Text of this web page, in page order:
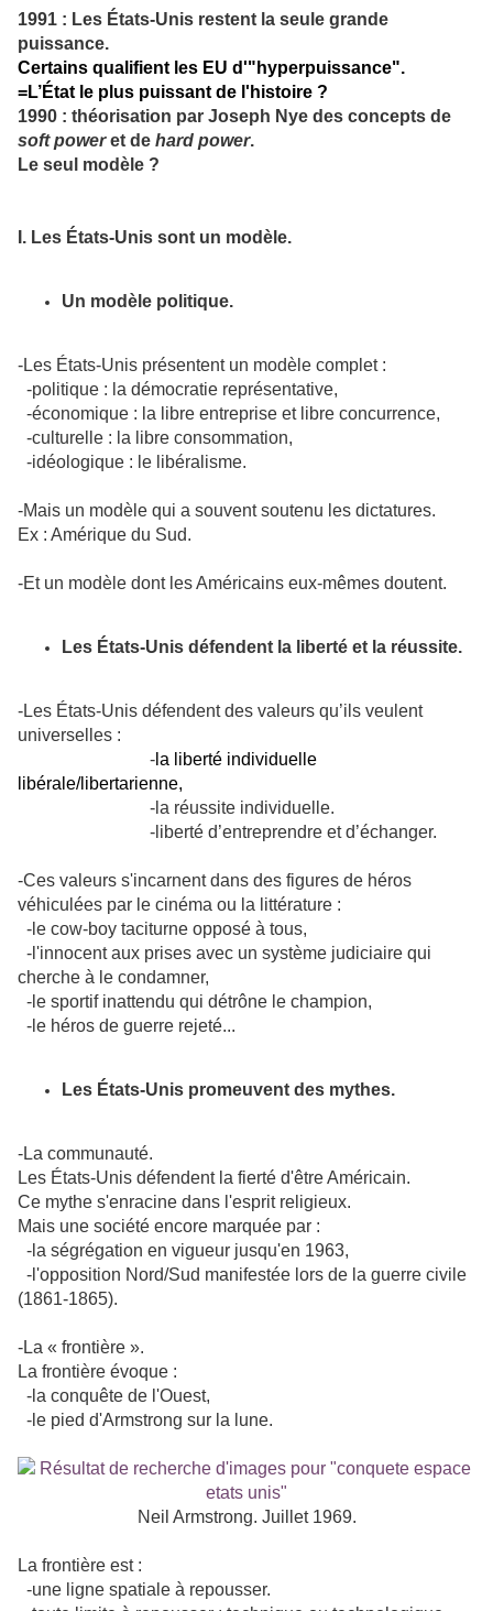
1991 : Les États-Unis restent la seule grande
puissance.
Certains qualifient les EU d'"hyperpuissance".
=L’État le plus puissant de l'histoire ?
1990 : théorisation par Joseph Nye des concepts de
soft poweret de hard power.
Le seul modèle ?
I. Les États-Unis sont un modèle.
Un modèle politique.
-Les États-Unis présentent un modèle complet :
-politique : la démocratie représentative,
-économique : la libre entreprise et libre concurrence,
-culturelle : la libre consommation,
-idéologique : le libéralisme.
-Mais un modèle qui a souvent soutenu les dictatures.
Ex : Amérique du Sud.
-Et un modèle dont les Américains eux-mêmes doutent.
Les États-Unis défendent la liberté et la réussite.
-Les États-Unis défendent des valeurs qu’ils veulent
universelles :
- la liberté individuelle
libérale/libertarienne,
-la réussite individuelle.
-liberté d’entreprendre et d’échanger.
-Ces valeurs s'incarnent dans des figures de héros
véhiculées par le cinéma ou la littérature :
-le cow-boy taciturne opposé à tous,
-l'innocent aux prises avec un système judiciaire qui
cherche à le condamner,
-le sportif inattendu qui détrône le champion,
-le héros de guerre rejeté...
Les États-Unis promeuvent des mythes.
-La communauté.
Les États-Unis défendent la fierté d'être Américain.
Ce mythe s'enracine dans l'esprit religieux.
Mais une société encore marquée par :
-la ségrégation en vigueur jusqu'en 1963,
-l'opposition Nord/Sud manifestée lors de la guerre civile
(1861-1865).
-La « frontière ».
La frontière évoque :
-la conquête de l'Ouest,
-le pied d'Armstrong sur la lune.
Neil Armstrong. Juillet 1969.
La frontière est :
-une ligne spatiale à repousser.